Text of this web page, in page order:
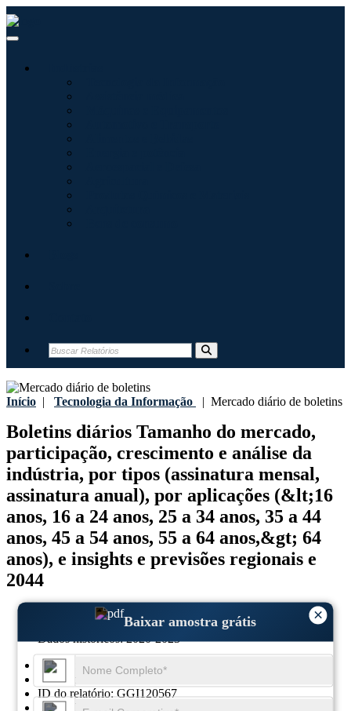
Início | Tecnologia da Informação | Mercado diário de boletins
Boletins diários Tamanho do mercado,
participação, crescimento e análise da
indústria, por tipos (assinatura mensal,
assinatura anual), por aplicações (&lt;16
anos, 16 a 24 anos, 25 a 34 anos, 35 a 44
anos, 45 a 54 anos, 55 a 64 anos,&gt; 64
anos), e insights e previsões regionais e
2044
Última atualização:
2024
Dados históricos:2020-2023
Região:
Global
Formato:
ID do relatório:GGI120567
SKU ID:25933053
×
Baixar amostra grátis